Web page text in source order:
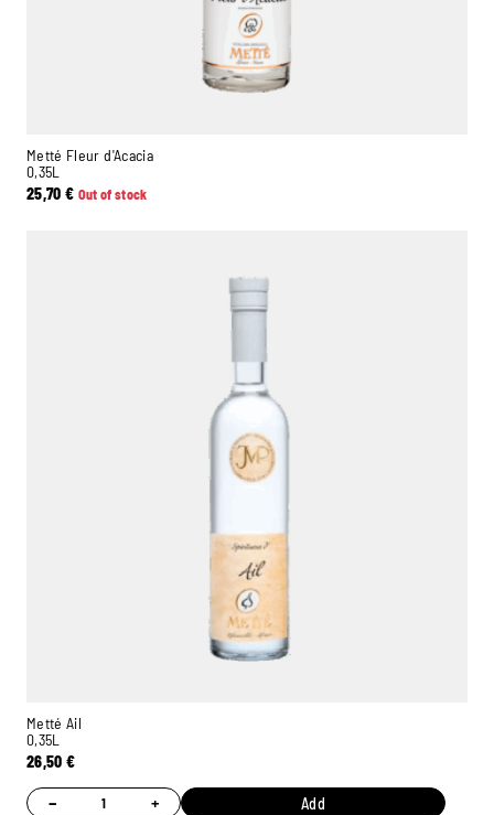
Metté Fleur d'Acacia
0,35L
25,70€ Out of stock
Metté Ail
0,35L
26,50€
− + Add